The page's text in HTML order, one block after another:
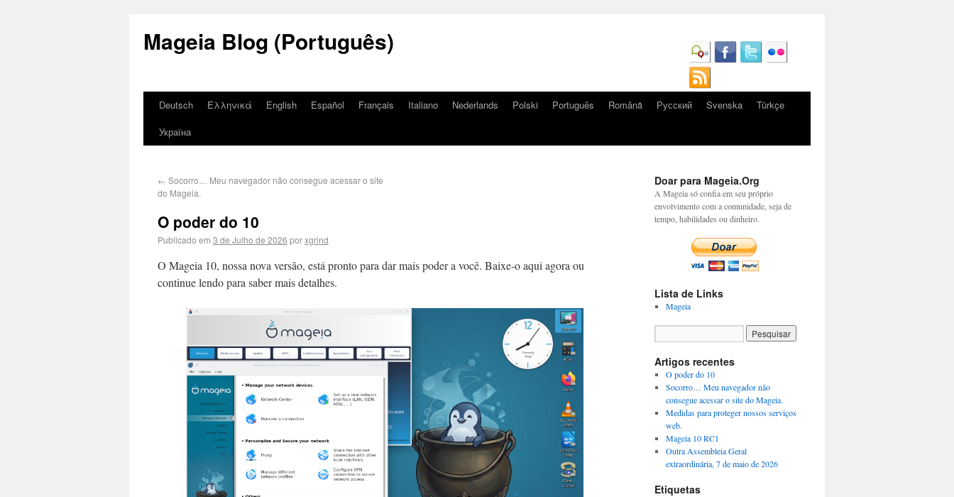
Mageia Blog (Português)
Deutsch Ελληνικά English Español Français Italiano Nederlands Polski Português Română Русский Svenska
Türkçe
Україна
← Socorro… Meu navegador não consegue acessar o site
do Mageia.
O poder do 10
Publicado em 3 de Julho de 2026 porxgrind
O Mageia 10, nossa nova versão, está pronto para dar mais poder a você. Baixe-o aqui agora ou
continue lendo para saber mais detalhes.
Doar para Mageia.Org
A Mageia só confia em seu próprio
envolvimento com a comunidade, seja de
tempo, habilidades ou dinheiro.
Lista de Links
Mageia
Artigos recentes
O poder do 10
Socorro… Meu navegador não
consegue acessar o site do Mageia.
Medidas para proteger nossos serviços
web.
Mageia 10 RC1
Outra Assembleia Geral
extraordinária, 7 de maio de 2026
Etiquetas